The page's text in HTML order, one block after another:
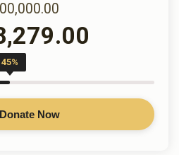
45%
Donate Now